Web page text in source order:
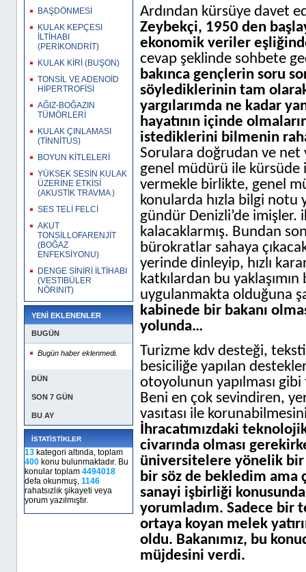
BAŞDÖNMESİ
KULAK KEPÇESI
İLTİHABI
(PERİKONDRİT)
KULAK KİRİ (BUŞON)
TONSİL VE ADENOİD
HİPERTROFİSİ
AĞIZ-BOĞAZIN
TÜMÖRLERİ
KULAK ÇINLAMASI
(TİNNİTUS)
BOYUN KİTLELERİ
YÜKSEK SESİN KULAK
ÜZERİNE ETKİSİ
(AKUSTİK TRAVMA )
SES TELİ FELCİ
AKUT
TONSİLLOFARENJİT
(BOĞAZ
ENFEKSİYONU)
DENGE SİNİRİ İLTİHABI
(VESTIBÜLER
NÖRINIT)
YENİ EKLENENLER
BUGÜN
Bugün haber eklenmedi.
DÜN
SON 7 GÜN
BU AY
İSTATİSTİKLER
13 kategori altında, toplam
400 konu bulunmaktadır. Bu
konular toplam 4494018
defa okunmuş, 1146
rahatsızlık şikayeti veya
yorum yazılmıştır.
Ardından kürsüye davet
Zeybekçi, 1950 den
ekonomik veriler
cevap şeklinde sohbete
bakınca gençlerin soru
söylediklerinin tam
yargılarımda ne kadar
hayatının içinde
istediklerini bilmenin
Sorulara doğrudan ve net
genel müdürü ile kürsüde
vermekle birlikte, genel
konularda hızla bilgi
gündür Denizli’de imişler.
kalacaklarmış. Bundan
bürokratlar sahaya
yerinde dinleyip, hızlı
katkılardan bu
uygulanmakta olduğuna
kabinede bir bakanı
yolunda…
Turizme kdv desteği,
besiciliğe yapılan
otoyolunun yapılması
Beni en çok sevindiren,
vasıtası ile
İhracatımızdaki
civarında olması
üniversitelere yönelik
bir söz de bekledim ama
sanayi işbirliği
yorumladım. Sadece bir
ortaya koyan melek
oldu. Bakanımız, bu
müjdesini verdi.